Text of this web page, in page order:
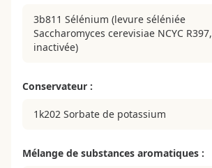
3b811 Sélénium (levure séléniée
Saccharomyces cerevisiae NCYC R397,
inactivée)
Conservateur :
1k202 Sorbate de potassium
Mélange de substances aromatiques :